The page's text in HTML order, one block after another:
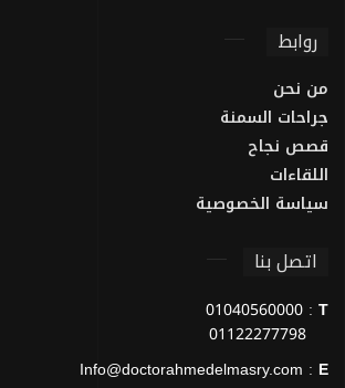
روابط
من نحن
جراحات السمنة
قصص نجاح
اللقاءات
سياسة الخصوصية
اتصل بنا
T
:
01040560000
01122277798
E
:
Info@doctorahmedelmasry.com